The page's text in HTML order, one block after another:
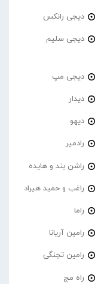
دیجی رانکس
دیجی سلیم
دیجی مپ
دیدار
دیهو
رادمیر
راشن بند و هایده
راغب و حمید هیراد
راما
رامین آریانا
رامین تجنگی
راه مج